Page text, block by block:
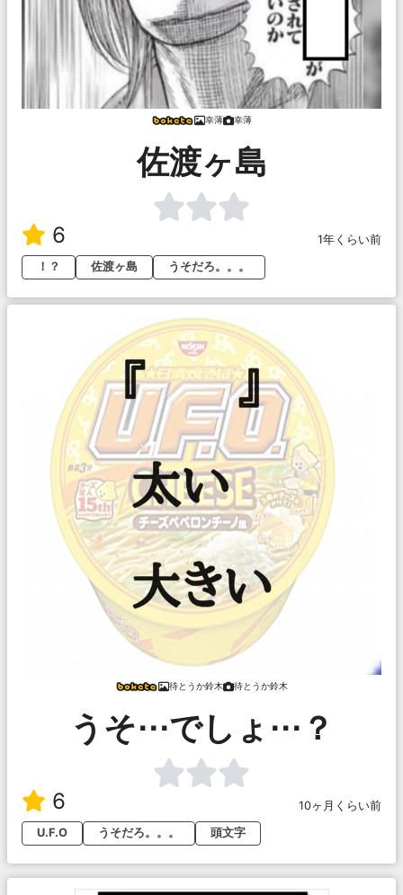
幸薄 幸薄
佐渡ヶ島
6
1年くらい前
！？
佐渡ヶ島 うそだろ。。。
待とうか鈴木 待とうか鈴木
うそ⋯でしょ⋯？
6
10ヶ月くらい前
U.F.O
うそだろ。。。 頭文字